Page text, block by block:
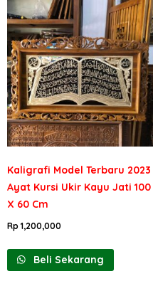
Kaligrafi Model Terbaru 2023
Ayat Kursi Ukir Kayu Jati 100
X 60 Cm
Rp 1,200,000
Beli Sekarang